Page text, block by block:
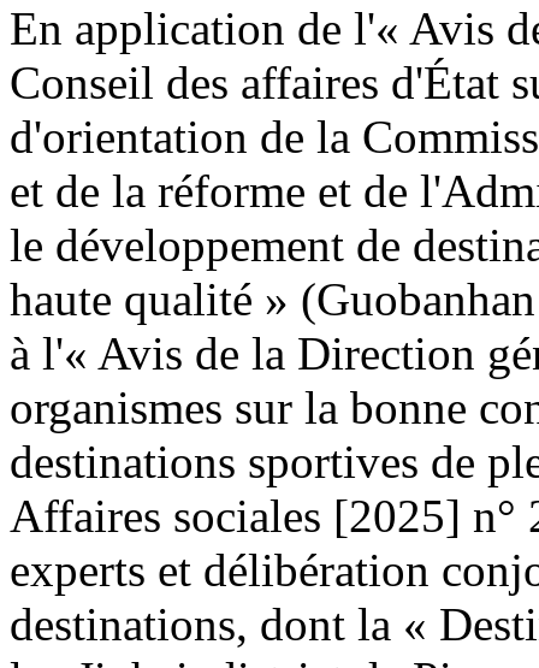
En application de l'« Avis
Conseil des affaires d'État
d'orientation de la
et de la réforme et de
le développement de
haute qualité »
à l'« Avis de la Direction
organismes sur la bonne
destinations sportives de
Affaires sociales [2025] n°
experts et délibération
destinations, dont la «